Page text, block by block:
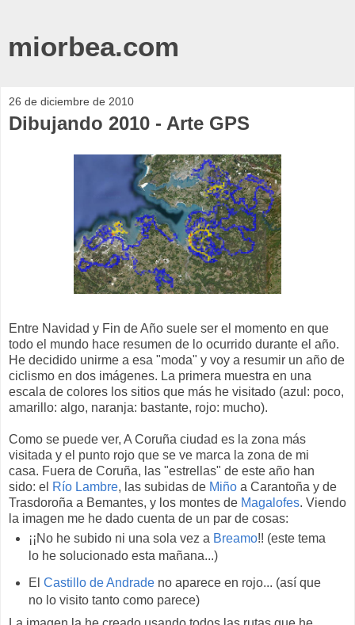
miorbea.com
26 de diciembre de 2010
Dibujando 2010 - Arte GPS
Entre Navidad y Fin de Año suele ser el momento en que
todo el mundo hace resumen de lo ocurrido durante el año.
He decidido unirme a esa "moda" y voy a resumir un año de
ciclismo en dos imágenes. La primera muestra en una
escala de colores los sitios que más he visitado (azul: poco,
amarillo: algo, naranja: bastante, rojo: mucho).
Como se puede ver, A Coruña ciudad es la zona más
visitada y el punto rojo que se ve marca la zona de mi
casa. Fuera de Coruña, las "estrellas" de este año han
sido: el Río Lambre, las subidas de Miño a Carantoña y de
Trasdoroña a Bemantes, y los montes de Magalofes. Viendo
la imagen me he dado cuenta de un par de cosas:
¡¡No he subido ni una sola vez a Breamo!! (este tema
lo he solucionado esta mañana...)
El Castillo de Andradeno aparece en rojo... (así que
no lo visito tanto como parece)